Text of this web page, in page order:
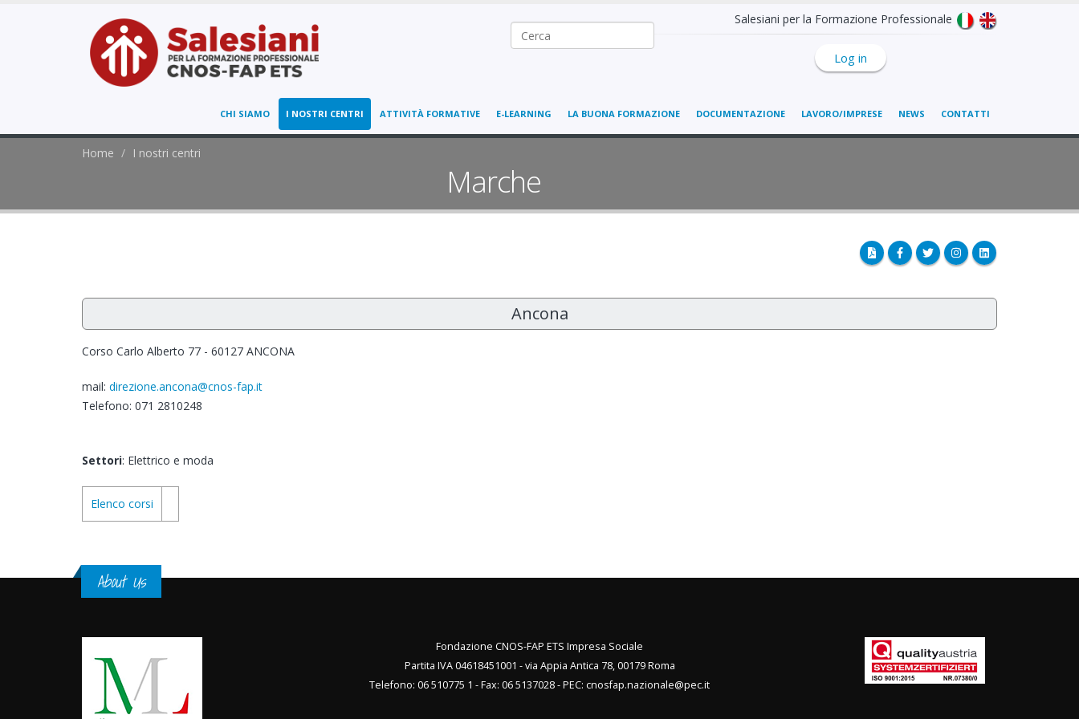
Salesiani per la Formazione Professionale
Log in
Ricerca nel sito
CHI SIAMO I NOSTRI CENTRI ATTIVITÀ FORMATIVE E-LEARNING LA BUONA FORMAZIONE DOCUMENTAZIONE LAVORO/IMPRESE NEWS CONTATTI
Home I nostri centri
Marche
Ancona
Corso Carlo Alberto 77 - 60127 ANCONA
mail: direzione.ancona@cnos-fap.it
Telefono: 071 2810248
Settori: Elettrico e moda
Elenco corsi
About Us
Fondazione CNOS-FAP ETS Impresa Sociale
Partita IVA 04618451001 - via Appia Antica 78, 00179 Roma
Telefono: 06 510775 1 - Fax: 06 5137028 - PEC: cnosfap.nazionale@pec.it